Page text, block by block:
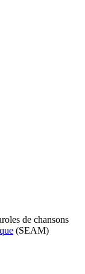
de chansons
(SEAM)